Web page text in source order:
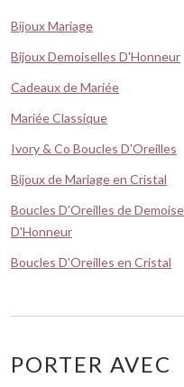
Bijoux Mariage
Bijoux Demoiselles D'Honneur
Cadeaux de Mariée
Mariée Classique
Ivory & Co Boucles D'Oreilles
Bijoux de Mariage en Cristal
Boucles D'Oreilles de
D'Honneur
Boucles D'Oreilles en Cristal
PORTER AVEC